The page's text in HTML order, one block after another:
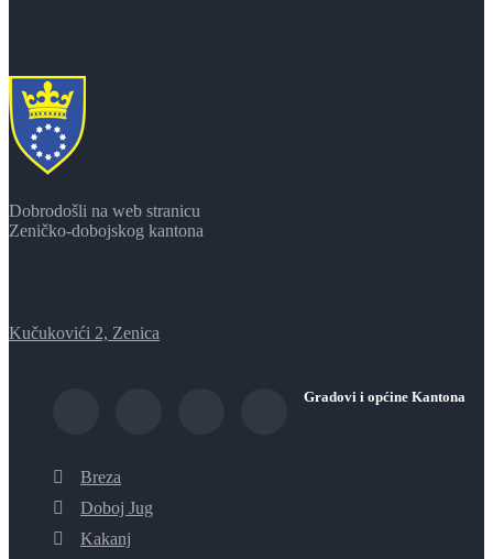
Dobrodošli na web stranicu
Zeničko-dobojskog kantona
Kučukovići 2, Zenica
Gradovi i općine Kantona
Breza
Doboj Jug
Kakanj